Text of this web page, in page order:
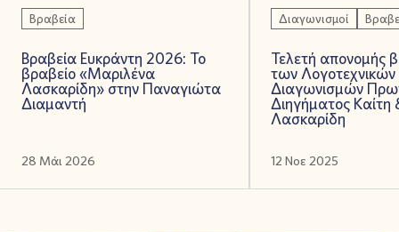
Βραβεία
Βραβεία Ευκράντη 2026: Το
βραβείο «Μαριλένα
Λασκαρίδη» στην Παναγιώτα
Διαμαντή
28 Μάι 2026
Διαγωνισμοί
Τελετή απονομής
των Λογοτεχνικών
Διαγωνισμών
Διηγήματος
Λασκαρίδη
12 Νοε 2025